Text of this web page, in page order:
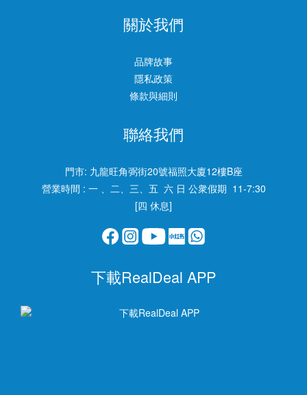
關於我們
品牌故事
隱私政策
條款與細則
聯絡我們
門市: 九龍旺角弼街20號福照大廈12樓B座
營業時間 : 一 、二、三、五 六 日 公衆假期 11-7:30
[四 休息]
下載RealDeal APP